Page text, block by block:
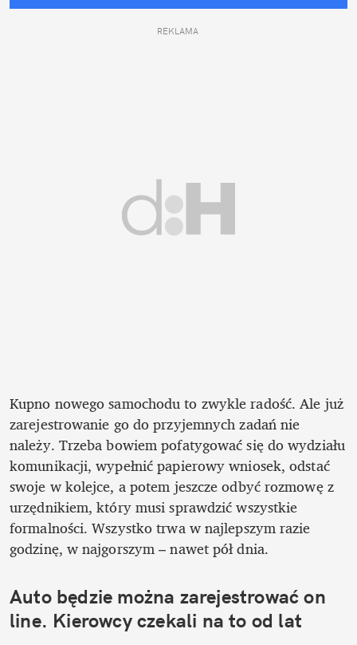
REKLAMA
Kupno nowego samochodu to zwykle radość. Ale już
zarejestrowanie go do przyjemnych zadań nie
należy. Trzeba bowiem pofatygować się do wydziału
komunikacji, wypełnić papierowy wniosek, odstać
swoje w kolejce, a potem jeszcze odbyć rozmowę z
urzędnikiem, który musi sprawdzić wszystkie
formalności. Wszystko trwa w najlepszym razie
godzinę, w najgorszym – nawet pół dnia.
Auto będzie można zarejestrować on
line. Kierowcy czekali na to od lat